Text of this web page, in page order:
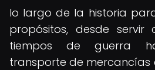
lo largo de la historia
propósitos, desde servir
tiempos de guerra
transporte de